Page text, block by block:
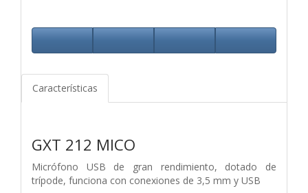
Características
GXT 212 MICO
Micrófono USB de gran rendimiento, dotado de
trípode, funciona con conexiones de 3,5 mm y USB